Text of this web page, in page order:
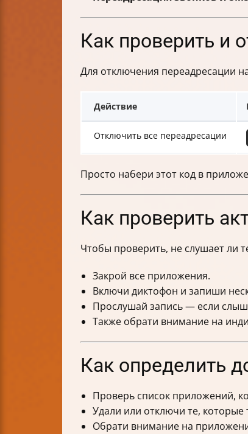
Как проверить и
Для отключения переадресации
Действие
Отключить все переадресации
Просто набери этот код в
Как проверить
Чтобы проверить, не слушает ли
Закрой все приложения.
Включи диктофон и запиши
Прослушай запись — если
Также обрати внимание на
Как определить
Проверь список приложений,
Удали или отключи те,
Обрати внимание на